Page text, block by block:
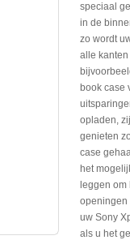
speciaal
in de
zo wordt
alle
book case
opladen,
genieten
case
het
leggen
openingen
uw Sony
als u het